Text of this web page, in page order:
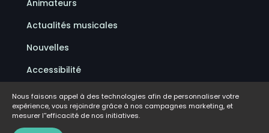
Animateurs
Actualités musicales
Nouvelles
Accessibilité
Politique de confidentialité
Conditions d'utilisation
Nous faisons appel à des technologies afin de personnaliser votre
expérience, vous rejoindre grâce à nos campagnes marketing, et
mesurer l''efficacité de nos initiatives.